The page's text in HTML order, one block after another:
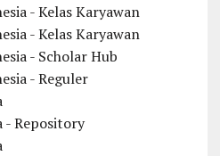
- Kelas Karyawan
- Kelas Karyawan
- Scholar Hub
- Reguler
- Repository